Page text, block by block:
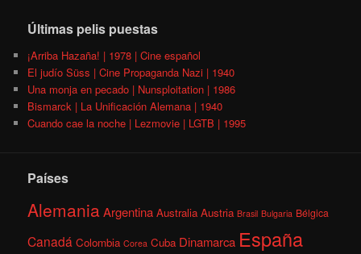
Últimas pelis puestas
¡Arriba Hazaña! | 1978 | Cine español
El judío Süss | Cine Propaganda Nazi | 1940
Una monja en pecado | Nunsploitation | 1986
Bismarck | La Unificación Alemana | 1940
Cuando cae la noche | Lezmovie | LGTB | 1995
Países
AlemaniaArgentina Australia Austria Brasil Bulgaria Bélgica
Canadá Colombia Corea Cuba Dinamarca España